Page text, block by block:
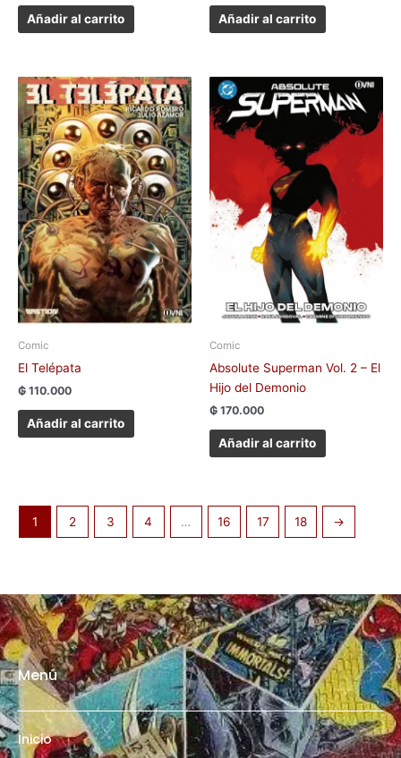
Añadir al carrito Añadir al carrito
Comic
El Telépata
₲ 110.000
Añadir al carrito
Comic
Absolute Superman Vol. 2 – El
Hijo del Demonio
₲ 170.000
Añadir al carrito
1 2 3 4 … 16 17 18 →
Menú
Inicio